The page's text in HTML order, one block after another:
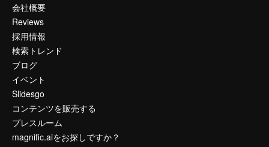
会社概要
Reviews
採用情報
検索トレンド
ブログ
イベント
Slidesgo
コンテンツを販売する
プレスルーム
magnific.aiをお探しですか？